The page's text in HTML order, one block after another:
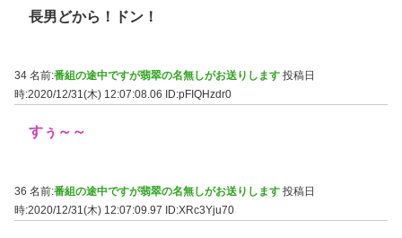
長男どから！ドン！
34 名前:番組の途中ですが翡翠の名無しがお送りします 投稿日
時:2020/12/31(木) 12:07:08.06
ID:pFIQHzdr0
すぅ～～
36 名前:番組の途中ですが翡翠の名無しがお送りします 投稿日
時:2020/12/31(木) 12:07:09.97
ID:XRc3Yju70